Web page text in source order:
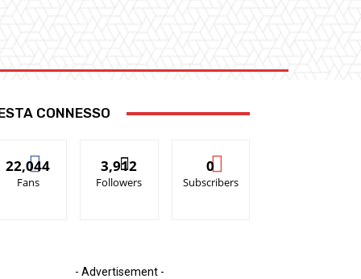
CONNESSO
22,044
Fans
3,912
Followers
0
Subscribers
- Advertisement -